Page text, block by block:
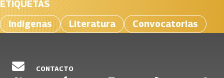
ETIQUETAS
Indigenas
Literatura Convocatorias
CONTACTO